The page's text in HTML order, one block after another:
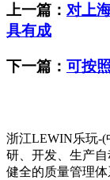
上一篇： 对上
具有成
下一篇： 可按
浙江LEWIN乐玩-(
研、开发、生产
健全的质量管理